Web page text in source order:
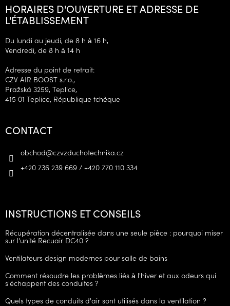
HORAIRES D'OUVERTURE ET ADRESSE DE
L'ÉTABLISSEMENT
Du lundi au jeudi, de 8 h à 16 h,
Vendredi, de 8 h à 14 h
Adresse du point de retrait:
CZV AIR BOOST s.r.o.,
Pražská 3259, Teplice,
415 01 Teplice, République tchèque
CONTACT
obchod@czvzduchotechnika.cz
+420 736 239 669 / +420 770 110 334
INSTRUCTIONS ET CONSEILS
Récupération décentralisée dans une seule pièce : pourquoi miser
sur l'unité Recuair DC40 ?
Ventilateurs design modernes pour salle de bains
Comment résoudre les problèmes liés à l'hiver et aux odeurs qui
s'échappent des conduites ?
Quels types de conduits d'air sont utilisés dans la ventilation ?